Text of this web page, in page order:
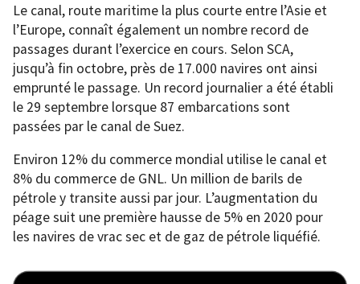
Le canal, route maritime la plus courte entre l’Asie et
l’Europe, connaît également un nombre record de
passages durant l’exercice en cours. Selon SCA,
jusqu’à fin octobre, près de 17.000 navires ont ainsi
emprunté le passage. Un record journalier a été établi
le 29 septembre lorsque 87 embarcations sont
passées par le canal de Suez.
Environ 12% du commerce mondial utilise le canal et
8% du commerce de GNL. Un million de barils de
pétrole y transite aussi par jour. L’augmentation du
péage suit une première hausse de 5% en 2020 pour
les navires de vrac sec et de gaz de pétrole liquéfié.